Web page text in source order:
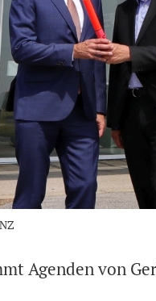
Agenden von